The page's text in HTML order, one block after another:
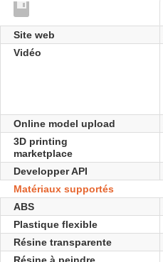
Site web
Vidéo
Online model upload
3D printing
marketplace
Developper API
Matériaux supportés
ABS
Plastique flexible
Résine transparente
Résine à peindre